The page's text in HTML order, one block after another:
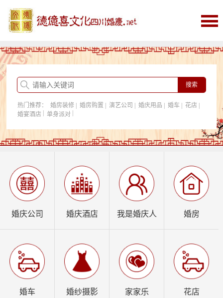
首页
婚庆
婚庆酒店
婚房购置
我是婚庆人
热门推荐： 婚房装修| 婚房购置 演艺公司 婚庆用品 婚车| 花店|
婚宴酒店| 单身派对|
婚庆公司 婚庆酒店 我是婚庆人 婚房
婚车 婚纱摄影 家家乐 花店